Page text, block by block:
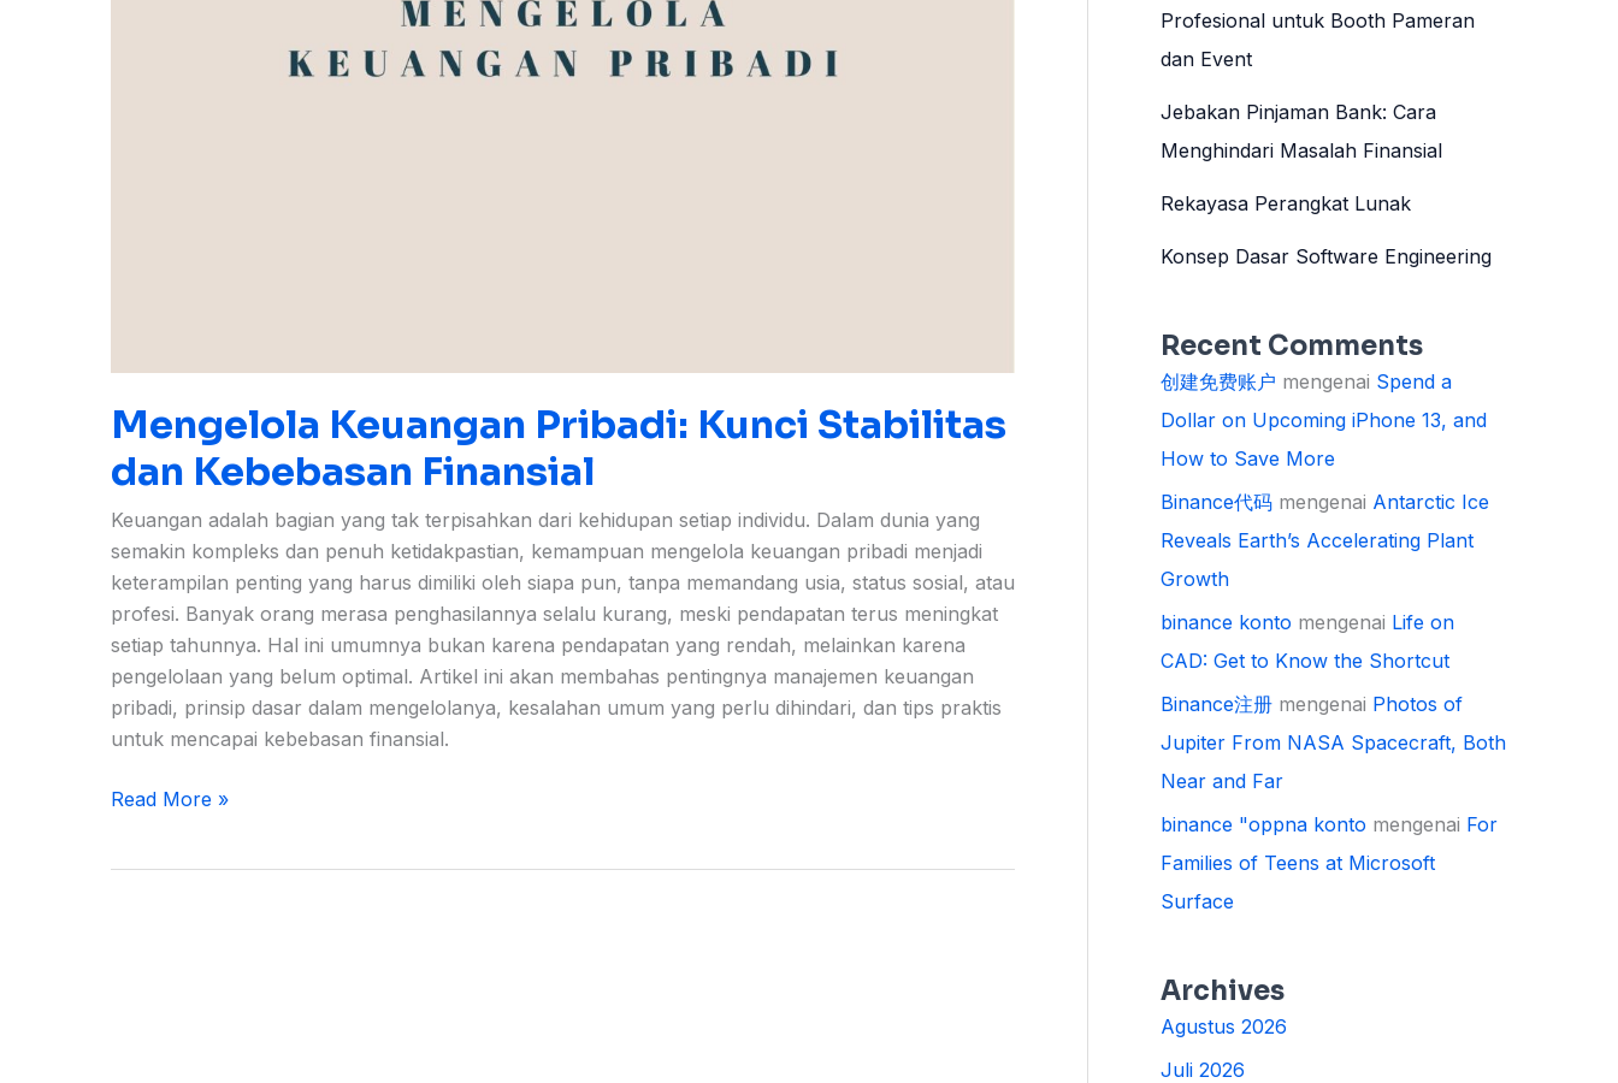
Mengelola Keuangan Pribadi: Kunci Stabilitas
dan Kebebasan Finansial
Keuangan adalah bagian yang tak terpisahkan dari kehidupan setiap individu. Dalam dunia yang
semakin kompleks dan penuh ketidakpastian, kemampuan mengelola keuangan pribadi menjadi
keterampilan penting yang harus dimiliki oleh siapa pun, tanpa memandang usia, status sosial, atau
profesi. Banyak orang merasa penghasilannya selalu kurang, meski pendapatan terus meningkat
setiap tahunnya. Hal ini umumnya bukan karena pendapatan yang rendah, melainkan karena
pengelolaan yang belum optimal. Artikel ini akan membahas pentingnya manajemen keuangan
pribadi, prinsip dasar dalam mengelolanya, kesalahan umum yang perlu dihindari, dan tips praktis
untuk mencapai kebebasan finansial.
Read More »
Profesional untuk Booth Pameran
dan Event
Jebakan Pinjaman Bank: Cara
Menghindari Masalah Finansial
Rekayasa Perangkat Lunak
Konsep Dasar Software Engineering
Recent Comments
创建免费账户 mengenai Spend a
Dollar on Upcoming iPhone 13, and
How to Save More
Binance代码 mengenai Antarctic Ice
Reveals Earth’s Accelerating Plant
Growth
binance konto mengenai Life on
CAD: Get to Know the Shortcut
Binance注册 mengenai Photos of
Jupiter From NASA Spacecraft, Both
Near and Far
binance "oppna konto mengenai For
Families of Teens at Microsoft
Surface
Archives
Agustus 2026
Juli 2026